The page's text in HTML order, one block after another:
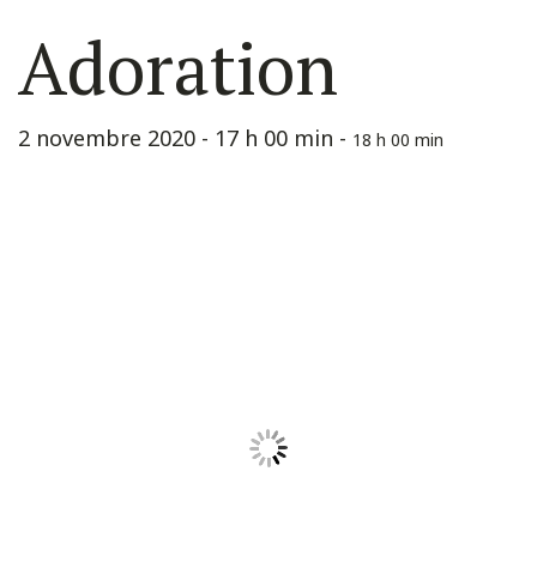
Adoration
2 novembre 2020 - 17 h 00 min - 18 h 00 min